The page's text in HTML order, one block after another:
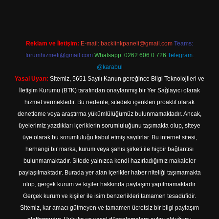
Reklam ve İletişim: E-mail: backlinkpaneli@gmail.com Teams:
forumhizmeti@gmail.com Whatsapp: 0262 606 0 726 Telegram:
@karabul
Yasal Uyarı: Sitemiz, 5651 Sayılı Kanun gereğince Bilgi Teknolojileri ve
İletişim Kurumu (BTK) tarafından onaylanmış bir Yer Sağlayıcı olarak
hizmet vermektedir. Bu nedenle, sitedeki içerikleri proaktif olarak
denetleme veya araştırma yükümlülüğümüz bulunmamaktadır. Ancak,
üyelerimiz yazdıkları içeriklerin sorumluluğunu taşımakta olup, siteye
üye olarak bu sorumluluğu kabul etmiş sayılırlar. Bu internet sitesi,
herhangi bir marka, kurum veya şahıs şirketi ile hiçbir bağlantısı
bulunmamaktadır. Sitede yalnızca kendi hazırladığımız makaleler
paylaşılmaktadır. Burada yer alan içerikler haber niteliği taşımamakta
olup, gerçek kurum ve kişiler hakkında paylaşım yapılmamaktadır.
Gerçek kurum ve kişiler ile isim benzerlikleri tamamen tesadüfidir.
Sitemiz, kar amacı gütmeyen ve tamamen ücretsiz bir bilgi paylaşım